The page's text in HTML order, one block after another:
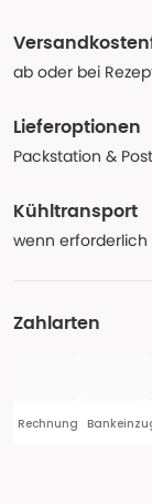
ab oder bei
Lieferoptionen
Packstation &
Kühltransport
wenn erforderlich
Zahlarten
Rechnung